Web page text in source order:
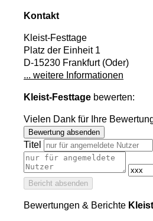
Kontakt
Kleist-Festtage
Platz der Einheit 1
D-15230 Frankfurt (Oder)
... weitere Informationen
Kleist-Festtage bewerten:
Vielen Dank für Ihre
Bewertung absenden
Titel
Bericht absenden
Bewertungen & Berichte